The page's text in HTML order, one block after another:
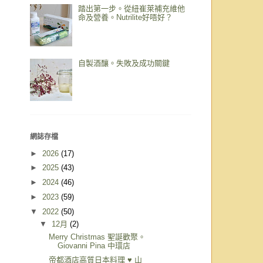
踏出第一步。從紐崔萊補充維他
命及營養。Nutrilite好唔好？
自製酒釀。失敗及成功關鍵
網誌存檔
► 2026 (17)
► 2025 (43)
► 2024 (46)
► 2023 (59)
▼ 2022 (50)
▼ 12月 (2)
Merry Christmas 聖誕歡聚。
Giovanni Pina 中環店
帝都酒店高質日本料理 ♥ 山